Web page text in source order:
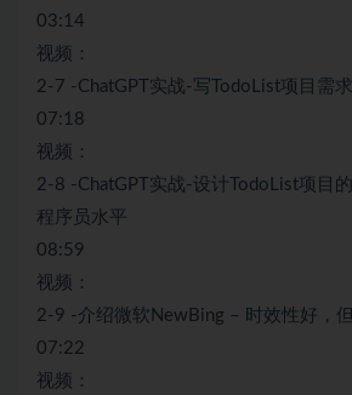
03:14
视频：
2-7 -ChatGPT实战-写TodoList项目需
07:18
视频：
2-8 -ChatGPT实战-设计TodoList项目
程序员水平
08:59
视频：
2-9 -介绍微软NewBing – 时效性好，
07:22
视频：